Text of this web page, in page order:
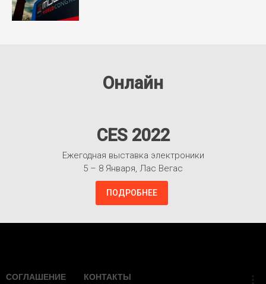
Онлайн
CES 2022
Ежегодная выставка электроники
5 – 8 Января, Лас Вегас
ПОДРОБНЕЕ
СОГЛАШЕНИЕ КОНТАКТЫ